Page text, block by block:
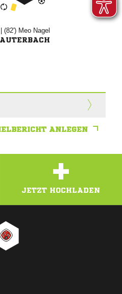
| (82')  
ANLEGEN
+
JETZT HOCHLADEN